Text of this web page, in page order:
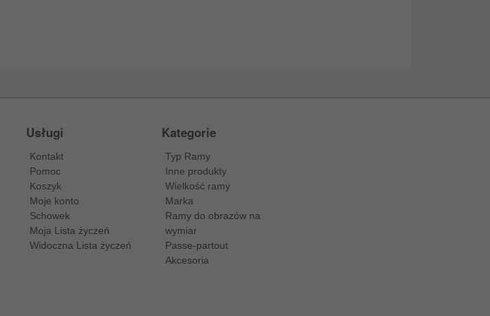
Usługi
Kontakt
Pomoc
Koszyk
Moje konto
Schowek
Moja Lista życzeń
Widoczna Lista życzeń
Kategorie
Typ Ramy
Inne produkty
Wielkość ramy
Marka
Ramy do obrazów na
wymiar
Passe-partout
Akcesoria